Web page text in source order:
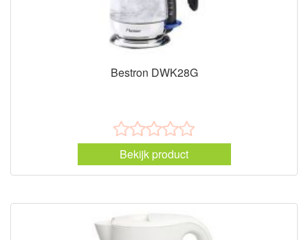
Bestron DWK28G
Bekijk product